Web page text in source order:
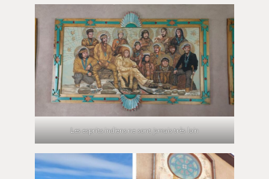
Les esprits indiens ne sont jamais très loin